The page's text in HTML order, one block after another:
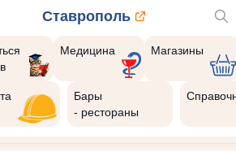
Ставрополь
Медицина Магазины
Бары
- рестораны